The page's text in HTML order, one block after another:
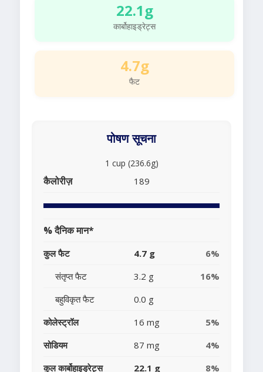
22.1g
कार्बोहाइड्रेट्स
4.7g
फैट
पोषण सूचना
1 cup (236.6g)
कैलोरीज़ 189
% दैनिक मान*
कुल फैट 4.7 g
6%
संतृप्त फैट
3.2 g
16%
बहुविकृत फैट
0.0 g
कोलेस्ट्रॉल
16 mg
5%
सोडियम
87 mg
4%
कुल कार्बोहाइड्रेट्स
22.1 g 8%